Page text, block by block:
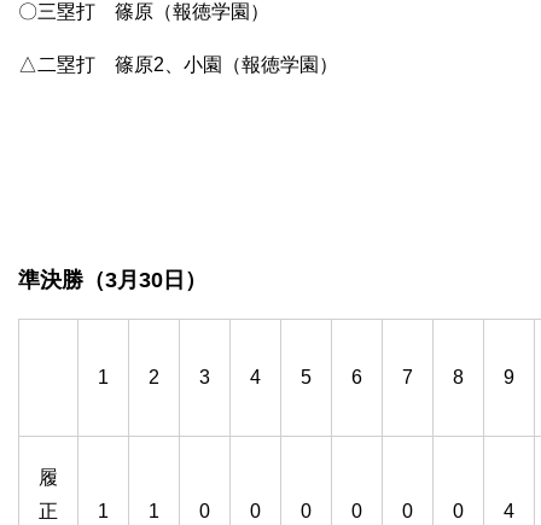
〇三塁打 篠原（報徳学園）
△二塁打 篠原2、小園（報徳学園）
準決勝（3月30日）
1 2 3 4 5 6 7 8 9
履
正
1 1 0 0 0 0 0 0 4